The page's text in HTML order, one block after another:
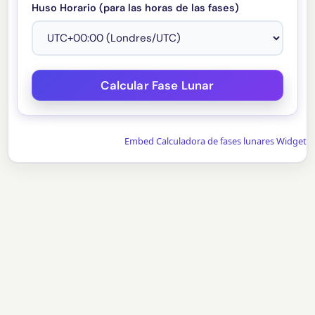
Huso Horario (para las horas de las fases)
Embed Calculadora de fases lunares Widget